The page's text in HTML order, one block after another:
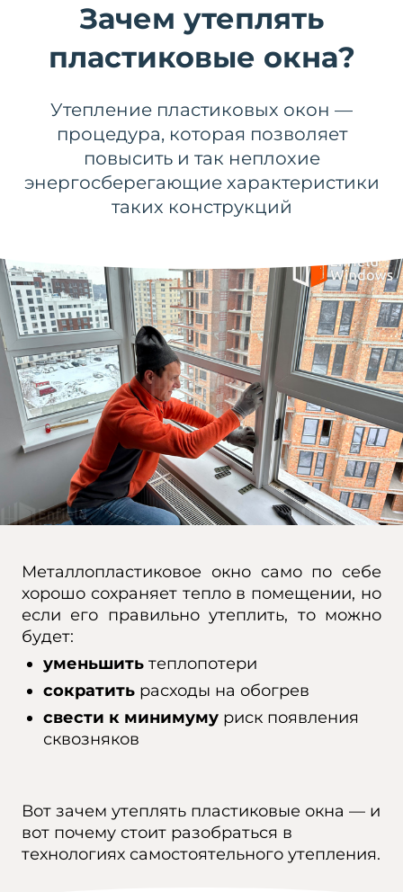
Зачем утеплять
пластиковые окна?
Утепление пластиковых окон —
процедура, которая позволяет
повысить и так неплохие
энергосберегающие характеристики
таких конструкций
Металлопластиковое окно само по себе
хорошо сохраняет тепло в помещении, но
если его правильно утеплить, то можно
будет:
уменьшить теплопотери
сократить расходы на обогрев
свести к минимуму риск появления
сквозняков
Вот зачем утеплять пластиковые окна — и
вот почему стоит разобраться в
технологиях самостоятельного утепления.